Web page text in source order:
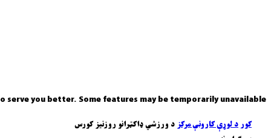
serve you better. Some features may be temporarily unavailable.
کورد لوړې کارونې مرکزد ورزشي ډاکټرانو روزنیز کورس